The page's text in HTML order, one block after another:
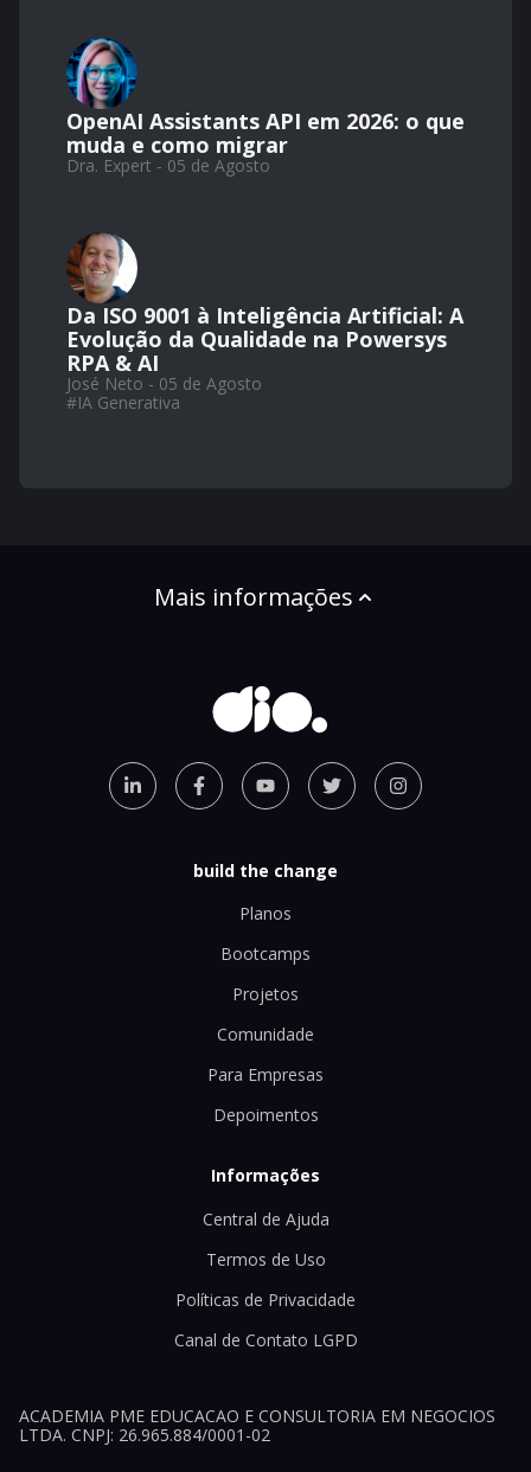
OpenAI Assistants API em 2026: o que
muda e como migrar
Dra. Expert - 05 de Agosto
Da ISO 9001 à Inteligência Artificial: A
Evolução da Qualidade na Powersys
RPA & AI
José Neto - 05 de Agosto
#IA Generativa
Mais informações
build the change
Planos
Bootcamps
Projetos
Comunidade
Para Empresas
Depoimentos
Informações
Central de Ajuda
Termos de Uso
Políticas de Privacidade
Canal de Contato LGPD
ACADEMIA PME EDUCACAO E CONSULTORIA EM NEGOCIOS
LTDA. CNPJ: 26.965.884/0001-02